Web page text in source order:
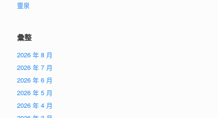
靈泉
彙整
2026 年 8 月
2026 年 7 月
2026 年 6 月
2026 年 5 月
2026 年 4 月